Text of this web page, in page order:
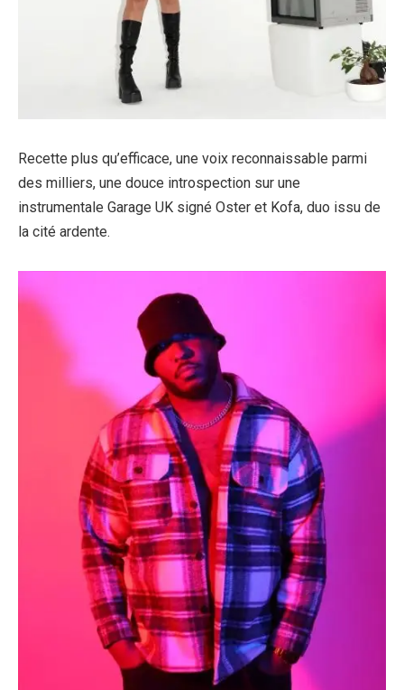
Recette plus qu’efficace, une voix reconnaissable parmi
des milliers, une douce introspection sur une
instrumentale Garage UK signé Oster et Kofa, duo issu de
la cité ardente.